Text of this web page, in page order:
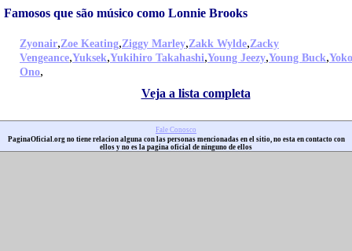
Famosos que são músico como Lonnie Brooks
Zyonair,Zoe Keating,Ziggy Marley,Zakk Wylde,Zacky
Vengeance,Yuksek,Yukihiro Takahashi,Young Jeezy,Young Buck,Yoko
Ono,
Veja a lista completa
Fale Conosco
PaginaOficial.org no tiene relacion alguna con las personas mencionadas en el sitio, no esta en contacto con
ellos y no es la pagina oficial de ninguno de ellos